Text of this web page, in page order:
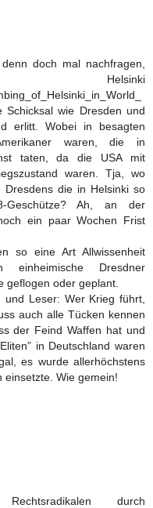
doch mal nachfragen,
wie Dresden und
erlitt. Wobei in besagten
waren, die in
taten, da die USA mit
waren. Tja, wo
die in Helsinki so
Geschütze? Ah, an der
ein paar Wochen Frist
so eine Art Allwissenheit
Dresdner
geflogen oder geplant.
Leser: Wer Krieg führt,
auch alle Tücken kennen
der Feind Waffen hat und
in Deutschland waren
es wurde allerhöchstens
einsetzte. Wie gemein!
durch